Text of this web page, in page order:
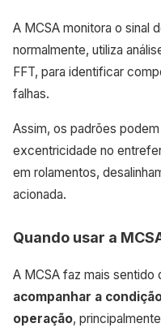
A MCSA monitora o sinal
normalmente, utiliza
FFT, para identificar
falhas.
Assim, os padrões
excentricidade no
em rolamentos,
acionada.
Quando usar a
A MCSA faz mais sentido
acompanhar a
operação,